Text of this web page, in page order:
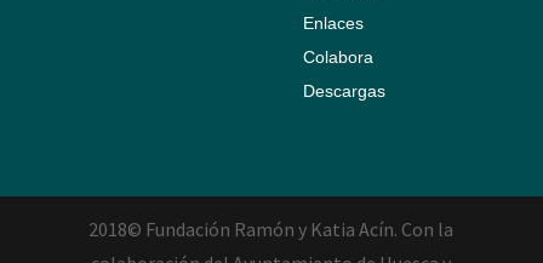
Enlaces
Colabora
Descargas
2018© Fundación Ramón y Katia Acín. Con la